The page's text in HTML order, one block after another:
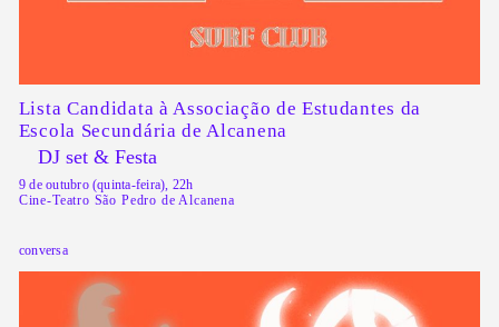
Lista Candidata à Associação de Estudantes da
Escola Secundária de Alcanena
DJ set & Festa
9 de outubro (quinta-feira), 22h
Cine-Teatro São Pedro de Alcanena
conversa